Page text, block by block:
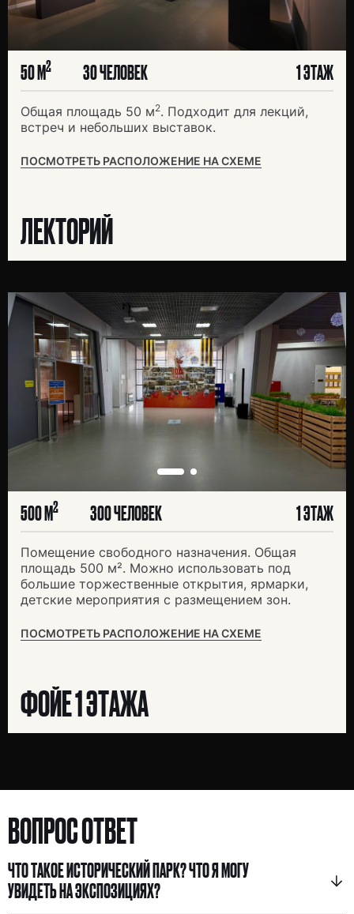
50 М2 30 ЧЕЛОВЕК 1 ЭТАЖ
Общая площадь 50 м2. Подходит для лекций,
встреч и небольших выставок.
ПОСМОТРЕТЬ РАСПОЛОЖЕНИЕ НА СХЕМЕ
ЛЕКТОРИЙ
500 М2 300 ЧЕЛОВЕК 1 ЭТАЖ
Помещение свободного назначения. Общая
площадь 500 м². Можно использовать под
большие торжественные открытия, ярмарки,
детские мероприятия с размещением зон.
ПОСМОТРЕТЬ РАСПОЛОЖЕНИЕ НА СХЕМЕ
ФОЙЕ 1 ЭТАЖА
ВОПРОС ОТВЕТ
ЧТО ТАКОЕ ИСТОРИЧЕСКИЙ ПАРК? ЧТО Я МОГУ
УВИДЕТЬ НА ЭКСПОЗИЦИЯХ?